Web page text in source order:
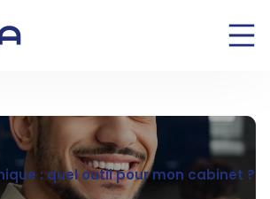
: quel outil pour mon cabinet ?